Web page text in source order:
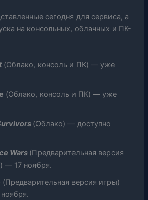
сегодня для сервиса, а
на консольных, облачных и ПК-
(Облако, консоль и ПК) — уже
(Облако, консоль и ПК) — уже
(Облако) — доступно
Wars (Предварительная версия
— 17 ноября.
(Предварительная версия игры)